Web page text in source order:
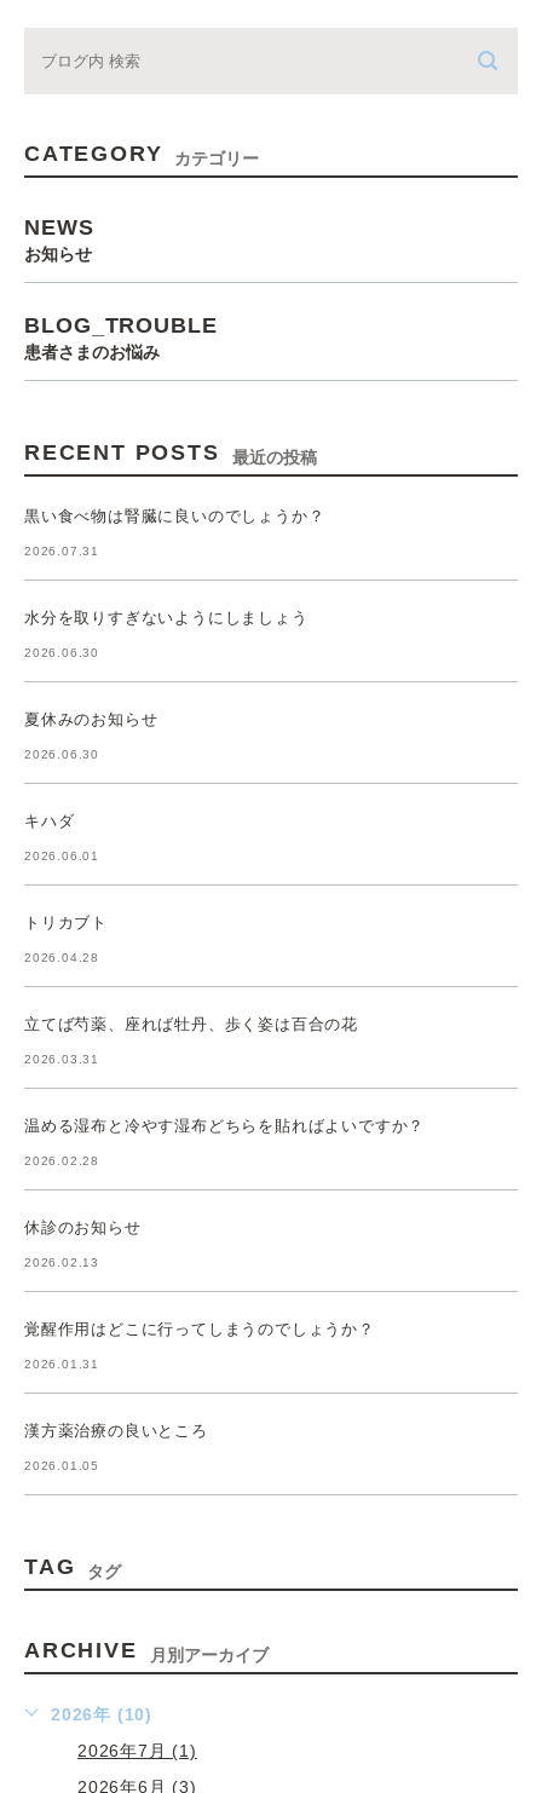
CATEGORY カテゴリー
NEWS
お知らせ
BLOG_TROUBLE
患者さまのお悩み
RECENT POSTS 最近の投稿
黒い食べ物は腎臓に良いのでしょうか？
2026.07.31
水分を取りすぎないようにしましょう
2026.06.30
夏休みのお知らせ
2026.06.30
キハダ
2026.06.01
トリカブト
2026.04.28
立てば芍薬、座れば牡丹、歩く姿は百合の花
2026.03.31
温める湿布と冷やす湿布どちらを貼ればよいですか？
2026.02.28
休診のお知らせ
2026.02.13
覚醒作用はどこに行ってしまうのでしょうか？
2026.01.31
漢方薬治療の良いところ
2026.01.05
TAG タグ
ARCHIVE 月別アーカイブ
2026年 (10)
2026年7月 (1)
2026年6月 (3)